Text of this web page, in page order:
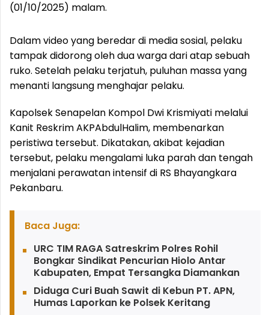
(01/10/2025) malam.
Dalam video yang beredar di media sosial, pelaku
tampak didorong oleh dua warga dari atap sebuah
ruko. Setelah pelaku terjatuh, puluhan massa yang
menanti langsung menghajar pelaku.
Kapolsek Senapelan Kompol Dwi Krismiyati melalui
Kanit Reskrim AKPAbdulHalim, membenarkan
peristiwa tersebut. Dikatakan, akibat kejadian
tersebut, pelaku mengalami luka parah dan tengah
menjalani perawatan intensif di RS Bhayangkara
Pekanbaru.
Baca Juga:
URC TIM RAGA Satreskrim Polres Rohil
Bongkar Sindikat Pencurian Hiolo Antar
Kabupaten, Empat Tersangka Diamankan
Diduga Curi Buah Sawit di Kebun PT. APN,
Humas Laporkan ke Polsek Keritang